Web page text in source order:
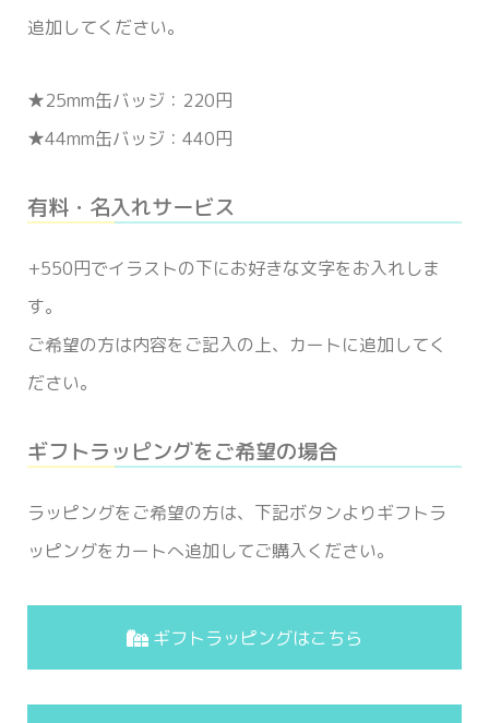
追加してください。
★25mm缶バッジ：220円
★44mm缶バッジ：440円
有料・名入れサービス
+550円でイラストの下にお好きな文字をお入れしま
す。
ご希望の方は内容をご記入の上、カートに追加してく
ださい。
ギフトラッピングをご希望の場合
ラッピングをご希望の方は、下記ボタンよりギフトラ
ッピングをカートへ追加してご購入ください。
ギフトラッピングはこちら